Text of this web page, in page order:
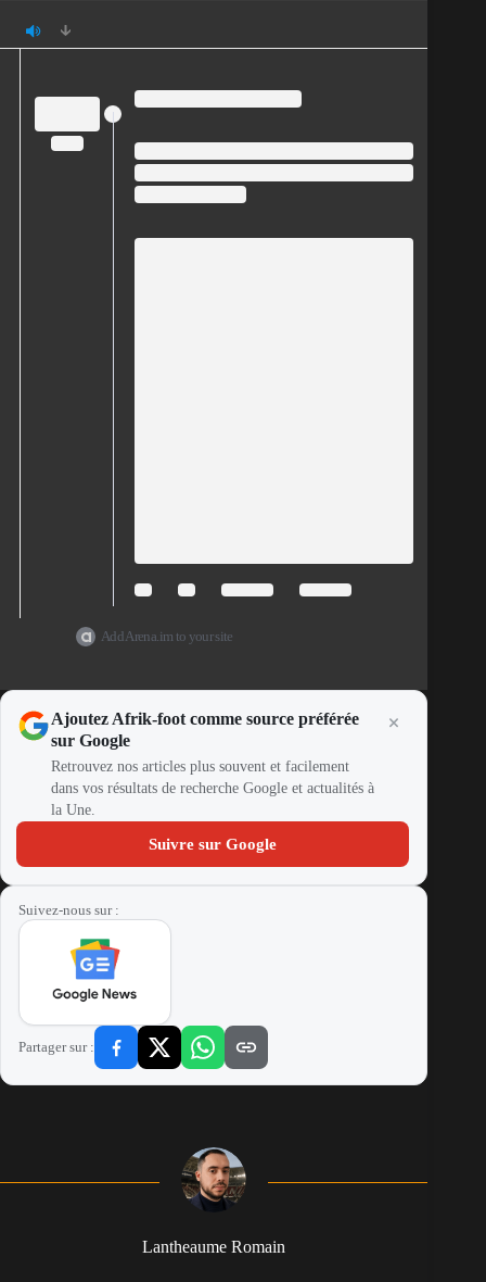
Add Arena.im to your site
Ajoutez Afrik-foot comme source préférée
sur Google
Retrouvez nos articles plus souvent et facilement
dans vos résultats de recherche Google et actualités à
la Une.
Suivre sur Google
Suivez-nous sur :
Partager sur :
Lantheaume Romain